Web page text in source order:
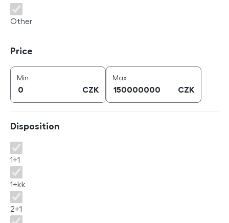
Other
Price
Min
CZK
Maxprice (
CZK
Disposition
Disposition
1+1
1+kk
2+1